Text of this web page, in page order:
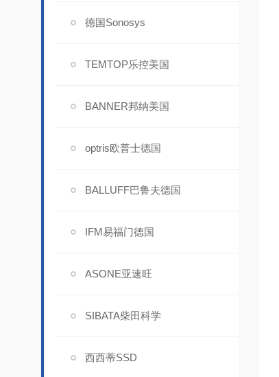
德国Sonosys
TEMTOP乐控美国
BANNER邦纳美国
optris欧普士德国
BALLUFF巴鲁夫德国
IFM易福门德国
ASONE亚速旺
SIBATA柴田科学
西西蒂SSD